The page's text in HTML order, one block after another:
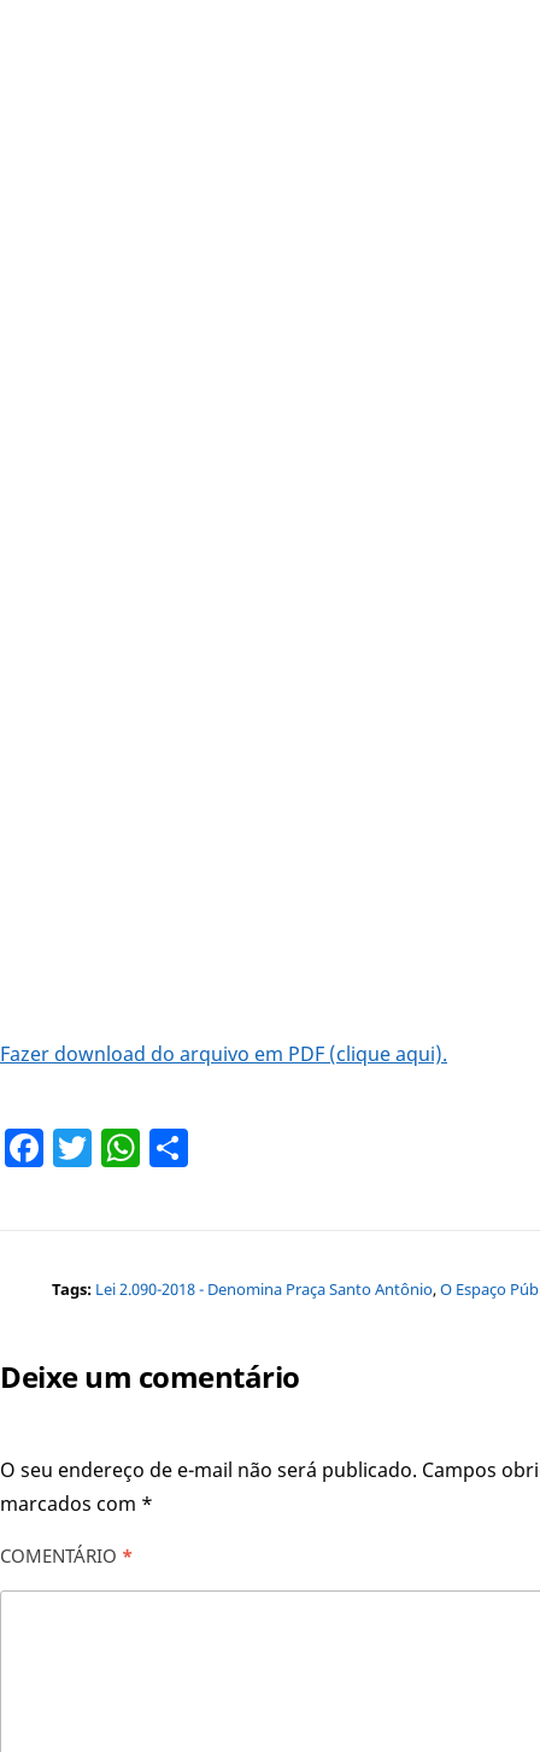
Fazer download do arquivo em PDF (clique aqui).
Facebook
TwitterWhatsApp
Tags: Lei 2.090-2018 - Denomina Praça Santo Antônio,O Espaço
Deixe um comentário
O seu endereço de e-mail não será publicado. Campos
marcados com *
COMENTÁRIO *